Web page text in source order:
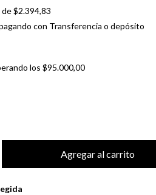
de$2.394,83
con Transferencia o depósito
los$95.000,00